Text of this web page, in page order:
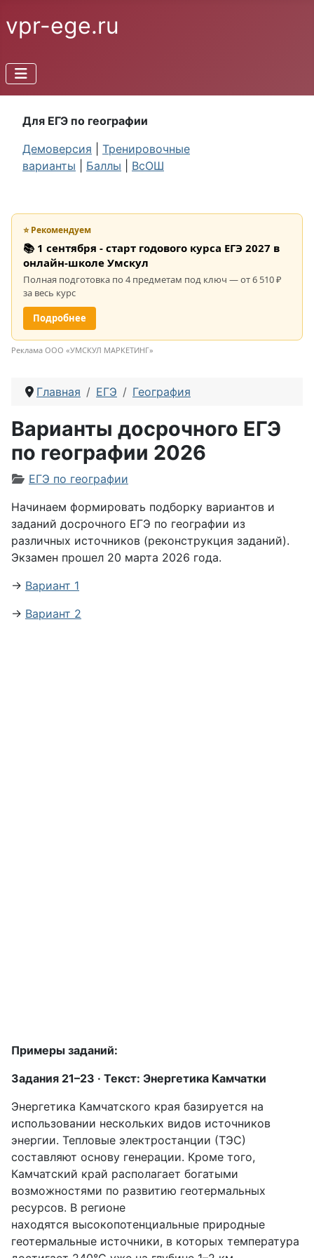
vpr-ege.ru
Для ЕГЭ по географии
Демоверсия
Тренировочные
варианты
Баллы ВсОШ
⭐ Рекомендуем
📚 1 сентября - старт годового курса ЕГЭ 2027 в
онлайн-школе Умскул
Полная подготовка по 4 предметам под ключ — от 6 510 ₽
за весь курс
Подробнее
Реклама ООО «УМСКУЛ МАРКЕТИНГ»
Главная ЕГЭ География
Варианты досрочного ЕГЭ
по географии 2026
Информация о материале
ЕГЭ по географии
Начинаем формировать подборку вариантов и
заданий досрочного ЕГЭ по географии из
различных источников (реконструкция заданий).
Экзамен прошел 20 марта 2026 года.
→ Вариант 1
→ Вариант 2
Примеры заданий:
Задания 21–23 · Текст: Энергетика Камчатки
Энергетика Камчатского края базируется на
использовании нескольких видов источников
энергии. Тепловые электростанции (ТЭС)
составляют основу генерации. Кроме того,
Камчатский край располагает богатыми
возможностями по развитию геотермальных
ресурсов. В регионе
находятся высокопотенциальные природные
геотермальные источники, в которых температура